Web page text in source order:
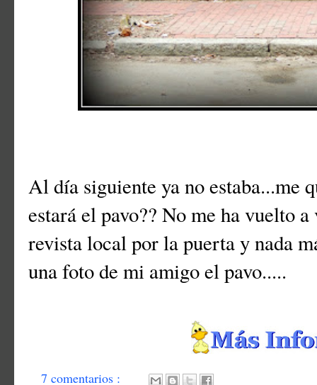
Al día siguiente ya no estaba...me
estará el pavo?? No me ha vuelto
revista local por la puerta y nada
una foto de mi amigo el pavo.....
7 comentarios :